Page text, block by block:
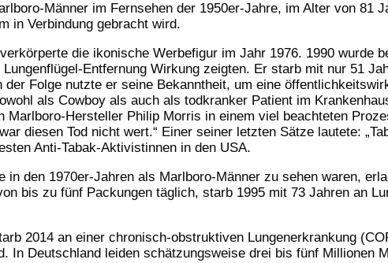
Männer im Fernsehen der 1950er-Jahre, im Alter von 81
in Verbindung gebracht wird.
die ikonische Werbefigur im Jahr 1976. 1990 wurde
Entfernung Wirkung zeigten. Er starb mit nur 51
Folge nutzte er seine Bekanntheit, um eine
als Cowboy als auch als todkranker Patient im
Hersteller Philip Morris in einem viel beachteten
diesen Tod nicht wert.“ Einer seiner letzten Sätze lautete:
Anti-Tabak-Aktivistinnen in den USA.
in den 1970er-Jahren als Marlboro-Männer zu sehen waren,
bis zu fünf Packungen täglich, starb 1995 mit 73 Jahren an
2014 an einer chronisch-obstruktiven Lungenerkrankung
In Deutschland leiden schätzungsweise drei bis fünf Millionen